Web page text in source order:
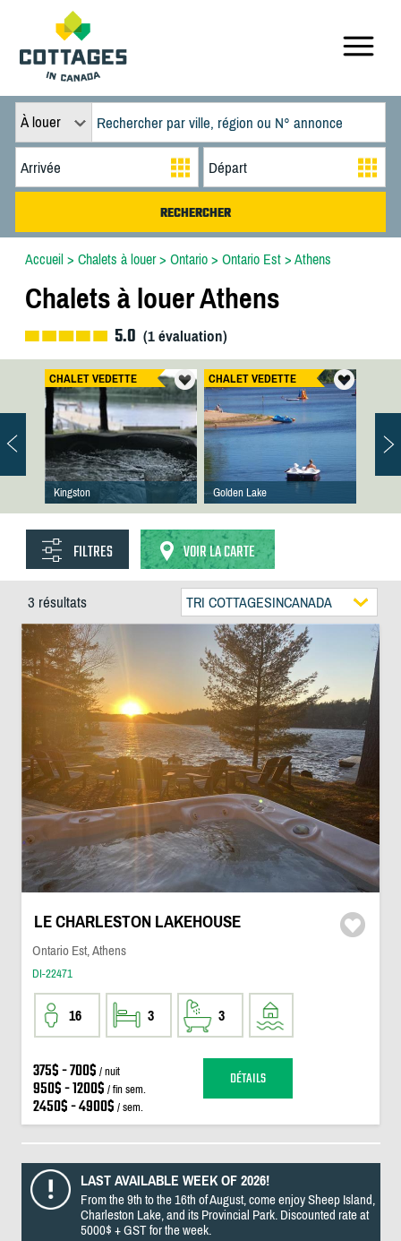
À louer
Accueil> Chalets à louer> Ontario> Ontario Est> Athens
Chalets à louer Athens
5.0 (1évaluation)
CHALET VEDETTE
Kingston
CHALET VEDETTE
Golden Lake
FILTRES VOIR LA CARTE
3 résultats TRI COTTAGESINCANADA
LE CHARLESTON LAKEHOUSE
Ontario Est, Athens
DI-22471
16 3 3
375$ - 700$ / nuit
950$ - 1200$ / fin sem.
2450$ - 4900$ / sem.
DÉTAILS
LAST AVAILABLE WEEK OF 2026!
From the 9th to the 16th of August, come enjoy Sheep Island,
Charleston Lake, and its Provincial Park. Discounted rate at
5000$ + GST for the week.